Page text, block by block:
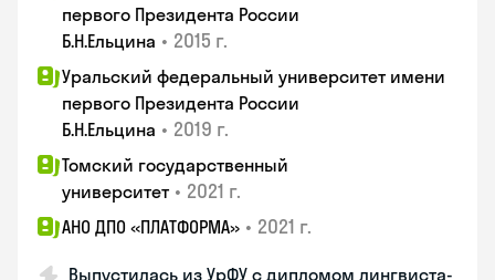
первого Президента России
Б.Н.Ельцина • 2015 г.
Уральский федеральный университет имени
первого Президента России
Б.Н.Ельцина • 2019 г.
Томский государственный
университет • 2021 г.
АНО ДПО «ПЛАТФОРМА» • 2021 г.
Выпустилась из УрФУ с дипломом лингвиста-